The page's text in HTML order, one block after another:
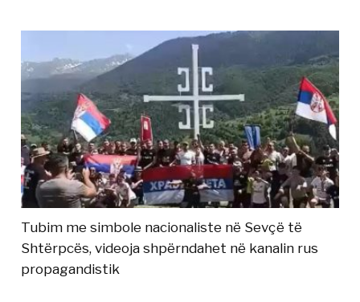
Tubim me simbole nacionaliste në Sevçë të
Shtërpcës, videoja shpërndahet në kanalin rus
propagandistik